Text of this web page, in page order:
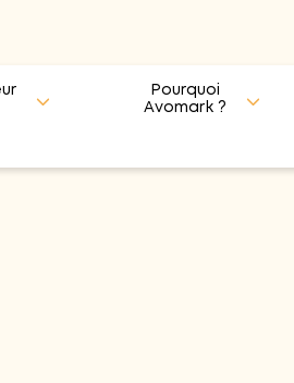
Pourquoi
Avomark ?